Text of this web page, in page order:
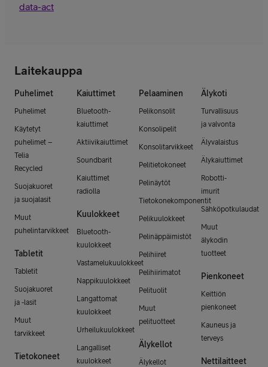
data-act
Laitekauppa
Puhelimet
Puhelimet
Käytetyt
puhelimet –
Telia
Recycled
Suojakuoret
ja suojalasit
Muut
puhelintarvikkeet
Tabletit
Tabletit
Suojakuoret
ja -lasit
Muut
tarvikkeet
Tietokoneet
Kaiuttimet
Bluetooth-
kaiuttimet
Aktiivikaiuttimet
Soundbarit
Kaiuttimet
radiolla
Kuulokkeet
Bluetooth-
kuulokkeet
Vastamelukuulokkeet
Nappikuulokkeet
Langattomat
kuulokkeet
Urheilukuulokkeet
Langalliset
kuulokkeet
Pelaaminen
Pelikonsolit
Konsolipelit
Konsolitarvikkeet
Pelitietokoneet
Pelinäytöt
Tietokonekomponentit
Pelikuulokkeet
Pelinäppäimistöt
Pelihiiret
Pelihiirimatot
Pelituolit
Muut
pelituotteet
Älykellot
Älykellot
Älykoti
Turvallisuus
ja valvonta
Älyvalaistus
Älykaiuttimet
Robotti-
imurit
Sähköpotkulaudat
Muut
älykodin
tuotteet
Pienkoneet
Keittiön
pienkoneet
Kauneus ja
terveys
Nettilaitteet